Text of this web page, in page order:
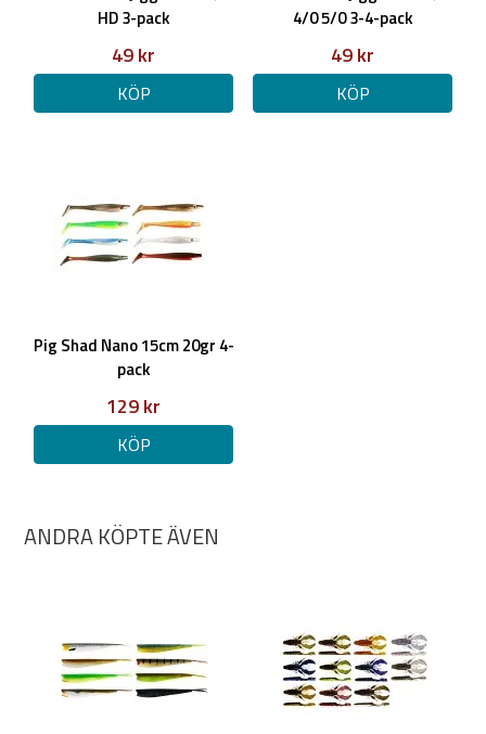
HD 3-pack
49 kr
KÖP
4/0 5/0 3-4-pack
49 kr
KÖP
Pig Shad Nano 15cm 20gr 4-
pack
129 kr
KÖP
ANDRA KÖPTE ÄVEN